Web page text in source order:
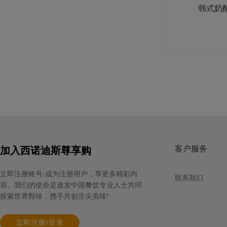
韩式奶
加入西诺迪斯尊享购
立即注册账号-成为注册用户，享更多精彩内
容。我们的使命是激发中国餐饮专业人士共同
探索世界甄味，携手共创舌尖美味!
立即注册/登录
客户服务
联系我们